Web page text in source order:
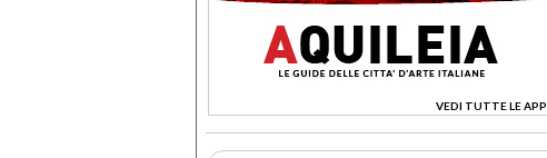
VEDI TUTTE LE APP
>